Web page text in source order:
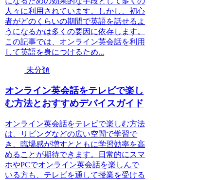
人々に利用されています。しかし、初心
者がどのくらいの期間で英語を話せるよ
うになるかは多くの要因に依存します。
この記事では、オンライン英会話を利用
して英語を身につけるため...
未分類
オンライン英会話をテレビで楽し
む方法とおすすめデバイスガイド
オンライン英会話をテレビで楽しむ方法
は、リビングなどの広い空間で学習で
き、臨場感が増すとともに学習効率を高
めることが期待できます。日常的にスマ
ホやPCでオンライン英会話を楽しんで
いる方も、テレビを通して授業を受ける